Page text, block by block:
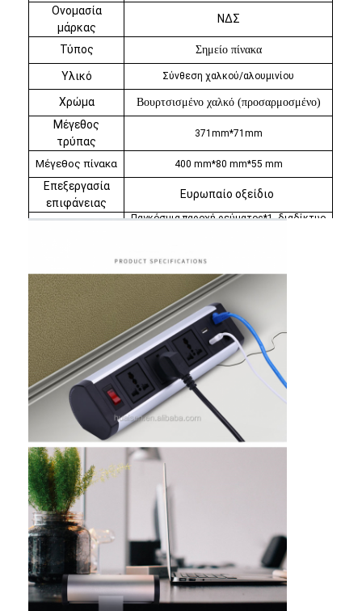
Αρχική Σελίδα
Προϊόντα
Σχετικά με εμάς
Ονομασία
μάρκας
ΝΔΣ
Τύπος Σημείο πίνακα
Υλικό Σύνθεση χαλκού/αλουμινίου
Χρώμα Βουρτσισμένο χαλκό (προσαρμοσμένο)
Μέγεθος
τρύπας
371mm*71mm
Μέγεθος πίνακα 400 mm*80 mm*55 mm
Επεξεργασία
επιφάνειας
Ευρωπαίο οξείδιο
Παγκόσμια παροχή ρεύματος*1, διαδίκτυο